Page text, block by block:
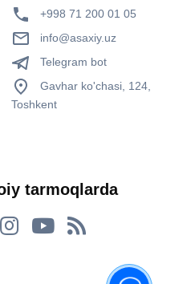
+998 71 200 01 05
info@asaxiy.uz
Telegram bot
Gavhar ko'chasi, 124,
Toshkent
tarmoqlarda